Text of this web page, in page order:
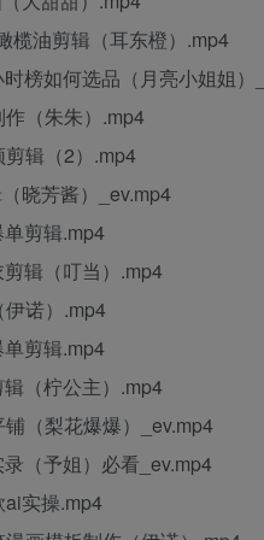
榄油剪辑（耳东橙）.mp4
榜如何选品（月亮小姐姐）
（朱朱）.mp4
辑（2）.mp4
晓芳酱）_ev.mp4
剪辑.mp4
辑（叮当）.mp4
诺）.mp4
剪辑.mp4
（柠公主）.mp4
（梨花爆爆）_ev.mp4
（予姐）必看_ev.mp4
实操.mp4